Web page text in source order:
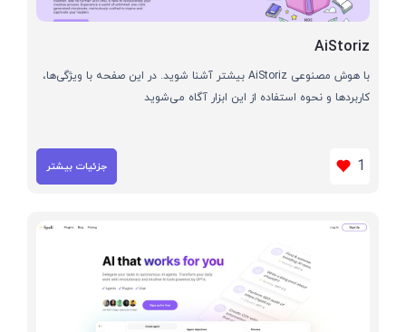
AiStoriz
با هوش مصنوعی AiStoriz بیشتر آشنا شوید. در این صفحه با ویژگی‌ها،
کاربردها و نحوه استفاده از این ابزار آگاه می‌شوید
1 جزئیات بیشتر